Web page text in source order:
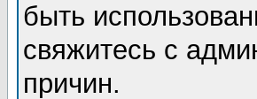
быть
свяжитесь с
причин.